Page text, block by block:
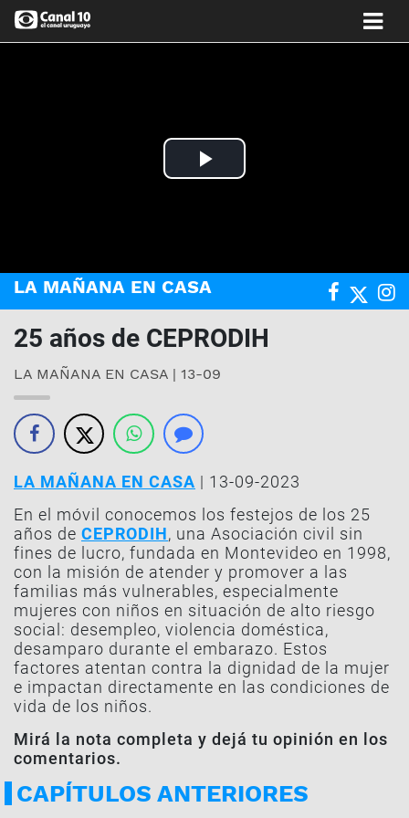
Play
LA MAÑANA EN CASA
25 años de CEPRODIH
LA MAÑANA EN CASA | 13-09
LA MAÑANA EN CASA | 13-09-2023
En el móvil conocemos los festejos de los 25
años de CEPRODIH, una Asociación civil sin
fines de lucro, fundada en Montevideo en 1998,
con la misión de atender y promover a las
familias más vulnerables, especialmente
mujeres con niños en situación de alto riesgo
social: desempleo, violencia doméstica,
desamparo durante el embarazo. Estos
factores atentan contra la dignidad de la mujer
e impactan directamente en las condiciones de
vida de los niños.
Mirá la nota completa y dejá tu opinión en los
comentarios.
CAPÍTULOS ANTERIORES